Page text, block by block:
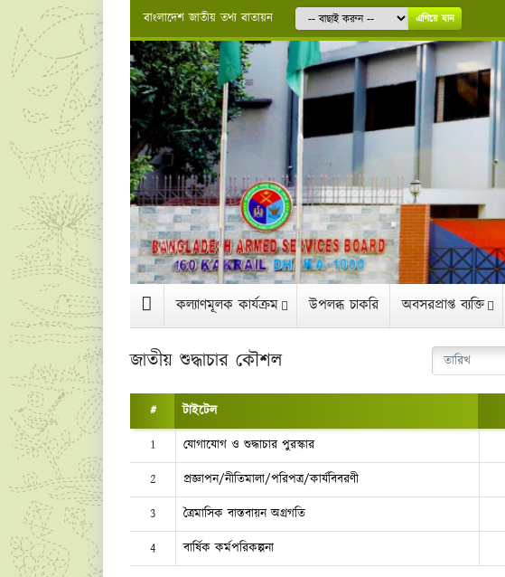
বাংলাদেশ জাতীয় তথ্য বাতায়ন এগিয়ে যান
কল্যাণমূলক কার্যক্রম উপলব্ধ চাকরি অবসরপ্রাপ্ত ব্যক্তি
জাতীয় শুদ্ধাচার কৌশল
# টাইটেল
1
যোগাযোগ ও শুদ্ধাচার পুরস্কার
2 প্রজ্ঞাপন/নীতিমালা/পরিপত্র/কার্যবিবরণী
3 ত্রৈমাসিক বাস্তবায়ন অগ্রগতি
4 বার্ষিক কর্মপরিকল্পনা